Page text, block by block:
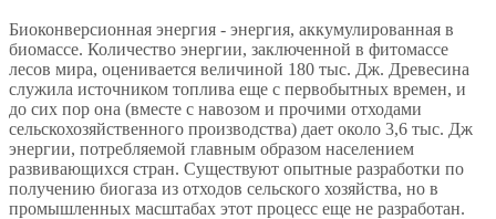
Биоконверсионная энергия - энергия, аккумулированная в
биомассе. Количество энергии, заключенной в фитомассе
лесов мира, оценивается величиной 180 тыс. Дж. Древесина
служила источником топлива еще с первобытных времен, и
до сих пор она (вместе с навозом и прочими отходами
сельскохозяйственного производства) дает около 3,6 тыс. Дж
энергии, потребляемой главным образом населением
развивающихся стран. Существуют опытные разработки по
получению биогаза из отходов сельского хозяйства, но в
промышленных масштабах этот процесс еще не разработан.